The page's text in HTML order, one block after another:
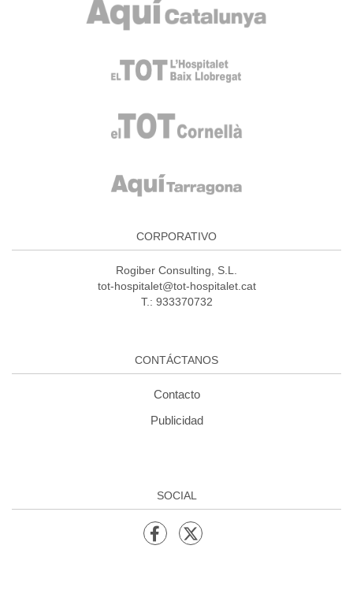
CORPORATIVO
Rogiber Consulting, S.L.
tot-hospitalet@tot-hospitalet.cat
T.: 933370732
CONTÁCTANOS
Contacto
Publicidad
SOCIAL